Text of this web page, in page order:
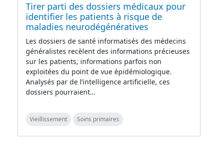
Tirer parti des dossiers médicaux pour
identifier les patients à risque de
maladies neurodégénératives
Les dossiers de santé informatisés des médecins
généralistes recèlent des informations précieuses
sur les patients, informations parfois non
exploitées du point de vue épidémiologique.
Analysés par de l’intelligence artificielle, ces
dossiers pourraient…
Vieillissement Soins primaires